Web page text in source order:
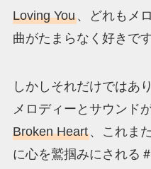
Loving You、どれもメ
曲がたまらなく好きです
しかしそれだけではあ
メロディーとサウンド
Broken Heart、これま
に心を鷲掴みにされる